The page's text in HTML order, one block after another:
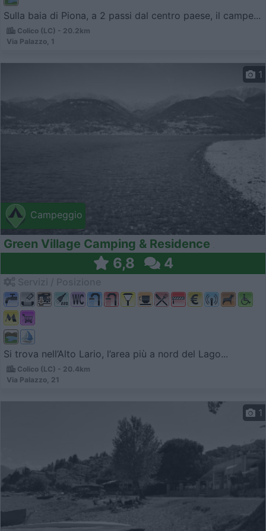
Sulla baia di Piona, a 2 passi dal centro paese, il campe...
Colico (LC) - 20.2km
Via Palazzo, 1
Campeggio
1
Green Village Camping & Residence
6,8 4
Si trova nell’Alto Lario, l’area più a nord del Lago...
Colico (LC) - 20.4km
Via Palazzo, 21
1